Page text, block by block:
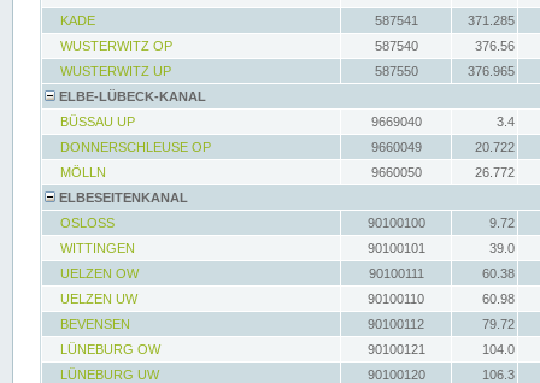
KADE
587541
371.285
WUSTERWITZ OP
587540
376.56
WUSTERWITZ UP
587550
376.965
ELBE-LÜBECK-KANAL
BÜSSAU UP
9669040
3.4
DONNERSCHLEUSE OP
9660049
20.722
MÖLLN
9660050
26.772
ELBESEITENKANAL
OSLOSS
90100100
9.72
WITTINGEN
90100101
39.0
UELZEN OW
90100111
60.38
UELZEN UW
90100110
60.98
BEVENSEN
90100112
79.72
LÜNEBURG OW
90100121
104.0
LÜNEBURG UW
90100120
106.3